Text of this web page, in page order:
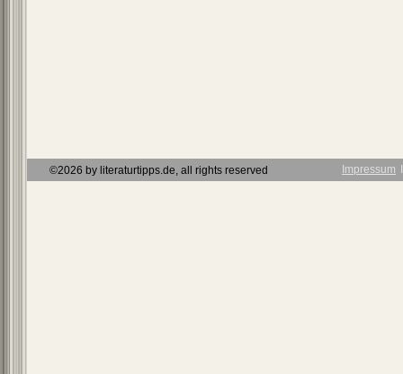
©2026 by literaturtipps.de, all rights reserved Impressum